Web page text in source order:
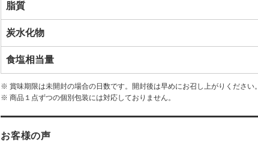
脂質
炭水化物
食塩相当量
※ 賞味期限は未開封の場合の日数です。開封後は早めにお召し上がりください。
※ 商品１点ずつの個別包装には対応しておりません。
お客様の声